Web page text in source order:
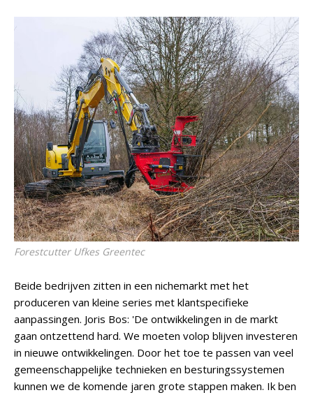
Forestcutter Ufkes Greentec
Beide bedrijven zitten in een nichemarkt met het
produceren van kleine series met klantspecifieke
aanpassingen. Joris Bos: 'De ontwikkelingen in de markt
gaan ontzettend hard. We moeten volop blijven investeren
in nieuwe ontwikkelingen. Door het toe te passen van veel
gemeenschappelijke technieken en besturingssystemen
kunnen we de komende jaren grote stappen maken. Ik ben